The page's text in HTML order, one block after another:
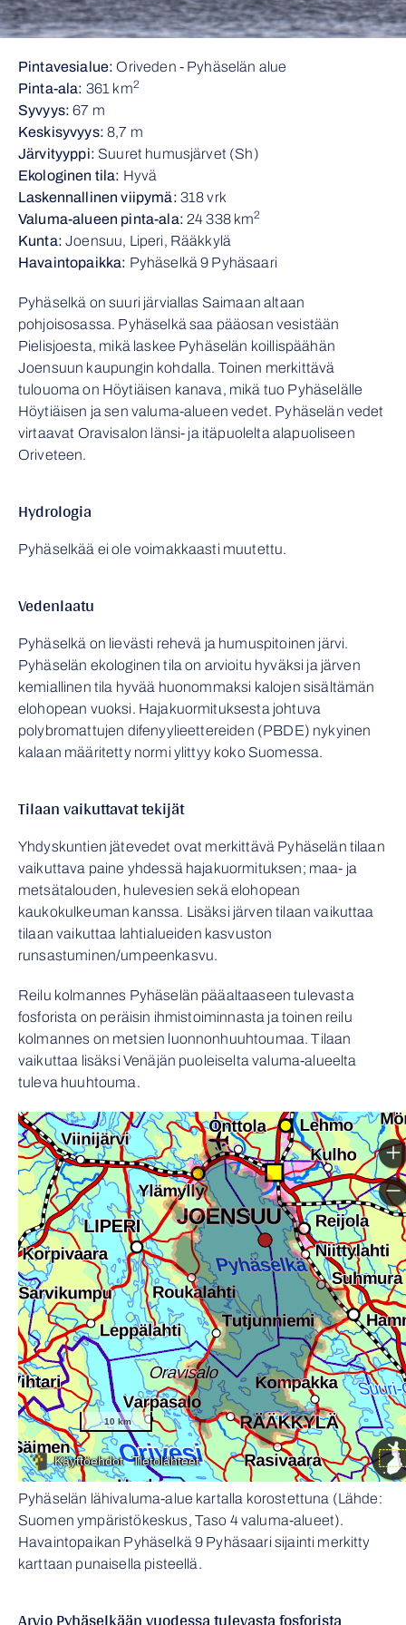
Pintavesialue: Oriveden - Pyhäselän alue
Pinta-ala: 361 km2
Syvyys: 67 m
Keskisyvyys: 8,7 m
Järvityyppi: Suuret humusjärvet (Sh)
Ekologinen tila: Hyvä
Laskennallinen viipymä: 318 vrk
Valuma-alueen pinta-ala: 24 338 km2
Kunta: Joensuu, Liperi, Rääkkylä
Havaintopaikka: Pyhäselkä 9 Pyhäsaari
Pyhäselkä on suuri järviallas Saimaan altaan
pohjoisosassa. Pyhäselkä saa pääosan vesistään
Pielisjoesta, mikä laskee Pyhäselän koillispäähän
Joensuun kaupungin kohdalla. Toinen merkittävä
tulouoma on Höytiäisen kanava, mikä tuo Pyhäselälle
Höytiäisen ja sen valuma-alueen vedet. Pyhäselän vedet
virtaavat Oravisalon länsi- ja itäpuolelta alapuoliseen
Oriveteen.
Hydrologia
Pyhäselkää ei ole voimakkaasti muutettu.
Vedenlaatu
Pyhäselkä on lievästi rehevä ja humuspitoinen järvi.
Pyhäselän ekologinen tila on arvioitu hyväksi ja järven
kemiallinen tila hyvää huonommaksi kalojen sisältämän
elohopean vuoksi. Hajakuormituksesta johtuva
polybromattujen difenyylieettereiden (PBDE) nykyinen
kalaan määritetty normi ylittyy koko Suomessa.
Tilaan vaikuttavat tekijät
Yhdyskuntien jätevedet ovat merkittävä Pyhäselän tilaan
vaikuttava paine yhdessä hajakuormituksen; maa- ja
metsätalouden, hulevesien sekä elohopean
kaukokulkeuman kanssa. Lisäksi järven tilaan vaikuttaa
tilaan vaikuttaa lahtialueiden kasvuston
runsastuminen/umpeenkasvu.
Reilu kolmannes Pyhäselän pääaltaaseen tulevasta
fosforista on peräisin ihmistoiminnasta ja toinen reilu
kolmannes on metsien luonnonhuuhtoumaa. Tilaan
vaikuttaa lisäksi Venäjän puoleiselta valuma-alueelta
tuleva huuhtouma.
Pyhäselän lähivaluma-alue kartalla korostettuna (Lähde:
Suomen ympäristökeskus, Taso 4 valuma-alueet).
Havaintopaikan Pyhäselkä 9 Pyhäsaari sijainti merkitty
karttaan punaisella pisteellä.